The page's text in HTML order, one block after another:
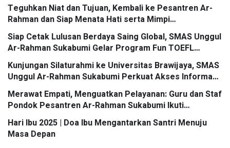
Teguhkan Niat dan Tujuan, Kembali ke Pesantren Ar-
Rahman dan Siap Menata Hati serta Mimpi
Berbingkaikan Doa
Siap Cetak Lulusan Berdaya Saing Global, SMAS Unggul
Ar-Rahman Sukabumi Gelar Program Fun TOEFL
Preparation Kolaborasi Santri Mengglobal
Kunjungan Silaturahmi ke Universitas Brawijaya, SMAS
Unggul Ar-Rahman Sukabumi Perkuat Akses Informasi
Jalur Masuk PTN
Merawat Empati, Menguatkan Pelayanan: Guru dan Staf
Pondok Pesantren Ar-Rahman Sukabumi Ikuti
Workshop Mastering Service Excellence
Hari Ibu 2025 | Doa Ibu Mengantarkan Santri Menuju
Masa Depan